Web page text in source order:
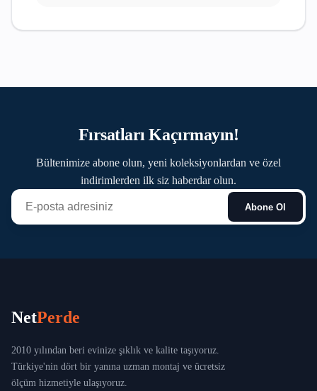
Fırsatları Kaçırmayın!
Bültenimize abone olun, yeni koleksiyonlardan ve özel
indirimlerden ilk siz haberdar olun.
Abone Ol
NetPerde
2010 yılından beri evinize şıklık ve kalite taşıyoruz.
Türkiye'nin dört bir yanına uzman montaj ve ücretsiz
ölçüm hizmetiyle ulaşıyoruz.